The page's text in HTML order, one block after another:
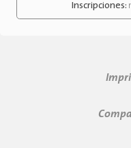
Inscripciones: